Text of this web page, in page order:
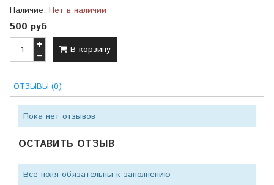
Наличие: Нет в наличии
500 руб
В корзину
ОТЗЫВЫ (0)
Пока нет отзывов
ОСТАВИТЬ ОТЗЫВ
Все поля обязательны к заполнению